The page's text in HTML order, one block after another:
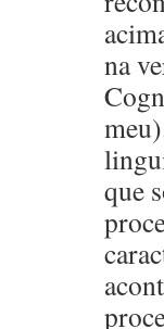
na
que